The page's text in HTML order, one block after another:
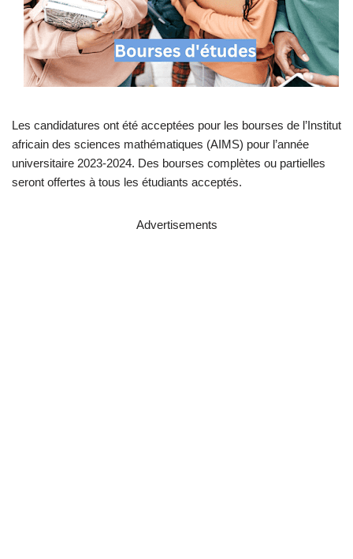
Les candidatures ont été acceptées pour les bourses de l’Institut
africain des sciences mathématiques (AIMS) pour l’année
universitaire 2023-2024. Des bourses complètes ou partielles
seront offertes à tous les étudiants acceptés.
Advertisements